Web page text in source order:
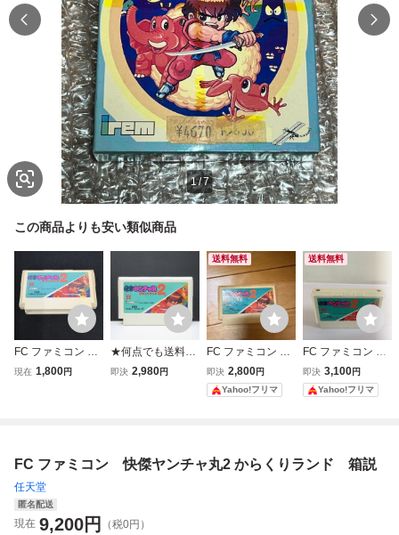
1/7
この商品よりも安い類似商品
FC ファミコン 快
傑ヤンチャ丸2か
米
現在 1,800円
★何点でも送料１
８５円★ 快傑ヤン
即決 2,980円
送料無料
FC ファミコン 快
傑ヤンチャ丸2 か
らくりランド ソフ
トのみ
即決 2,800円
Yahoo!フリマ
送料無料
FC ファミコン 快
傑ヤンチャ丸2 か
らくりランド ソフ
トのみ
即決 3,100円
Yahoo!フリマ
FC ファミコン 快傑ヤンチャ丸2 からくりランド 箱説
任天堂
匿名配送
現在 9,200円 （税0円）